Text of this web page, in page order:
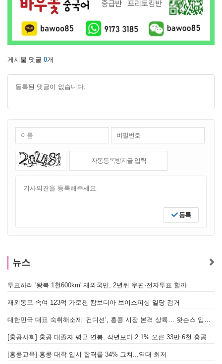
게시물 댓글 0개
등록된 댓글이 없습니다.
등록
뉴스
투표하러 '왕복 1천600km' 재외국민, 2년뒤 우편·전자투표 할까
재외동포 속여 123억 가로챈 캄보디아 보이스피싱 일당 검거
[홍콩교육] 홍콩 대학 입시 합격률 34% 그쳐...역대 최저